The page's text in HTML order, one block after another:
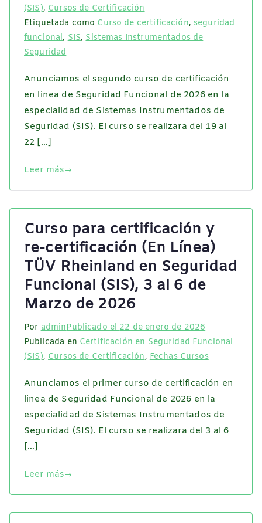
(SIS),Cursos de Certificación
Etiquetada comoCurso de certificación,seguridad
funcional,SIS,Sistemas Instrumentados de
Seguridad
Anunciamos el segundo curso de certificación
en linea de Seguridad Funcional de 2026 en la
especialidad de Sistemas Instrumentados de
Seguridad (SIS). El curso se realizara del 19 al
22 […]
Leer más
Curso para certificación y
re-certificación (En Línea)
TÜV Rheinland en Seguridad
Funcional (SIS), 3 al 6 de
Marzo de 2026
PoradminPublicado el22 de enero de 2026
Publicada en Certificación en Seguridad Funcional
(SIS),Cursos de Certificación,Fechas Cursos
Anunciamos el primer curso de certificación en
linea de Seguridad Funcional de 2026 en la
especialidad de Sistemas Instrumentados de
Seguridad (SIS). El curso se realizara del 3 al 6
[…]
Leer más